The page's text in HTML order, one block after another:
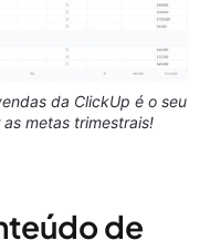
da ClickUp é o seu
metas trimestrais!
de